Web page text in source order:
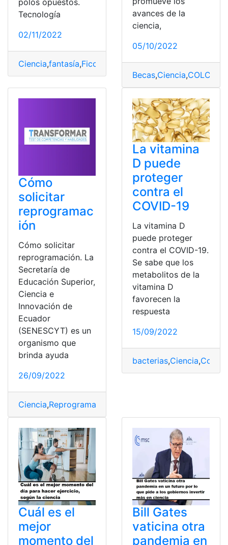
polos opuestos.
Tecnología
02/11/2022
Ciencia,fantasía,Ficción Mejores,Películas
avances de la
ciencia,
05/10/2022
Becas,Ciencia,
Cómo
solicitar
reprogramac
ión
Cómo solicitar
reprogramación. La
Secretaría de
Educación Superior,
Ciencia e
Innovación de
Ecuador
(SENESCYT) es un
organismo que
brinda ayuda
26/09/2022
Ciencia,Reprogramación
La vitamina
D puede
proteger
contra el
COVID-19
La vitamina D
puede proteger
contra el COVID-19.
Se sabe que los
metabolitos de la
vitamina D
favorecen la
respuesta
15/09/2022
bacterias,Ciencia,Covid
Cuál es el
mejor
momento del
Bill Gates
vaticina otra
pandemia en